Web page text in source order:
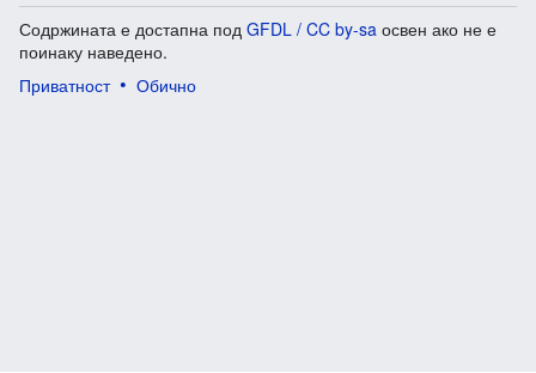
Содржината е достапна под GFDL / CC by-sa освен ако не е
поинаку наведено.
Приватност
Обично